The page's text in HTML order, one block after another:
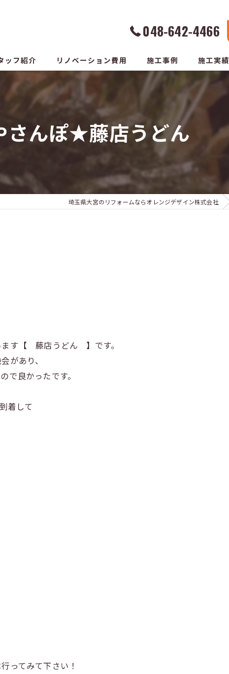
048-642-4466
ッフ紹介 リノベーション費用 施工事例 施工実績
さんぽ★藤店うどん
埼玉県大宮のリフォームならオレンジデザイン株式会社
ます【 藤店うどん 】です。
があり、
良かったです。
着して
ってみて下さい！